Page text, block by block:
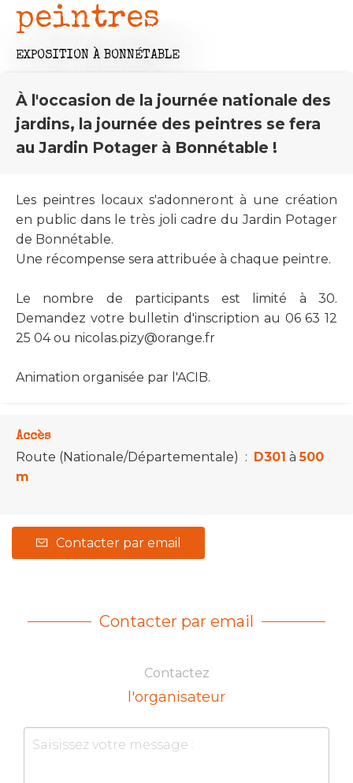
peintres
EXPOSITION À BONNÉTABLE
À l'occasion de la journée nationale des
jardins, la journée des peintres se fera
au Jardin Potager à Bonnétable !
Les peintres locaux s'adonneront à une création
en public dans le très joli cadre du Jardin Potager
de Bonnétable.
Une récompense sera attribuée à chaque peintre.
Le nombre de participants est limité à 30.
Demandez votre bulletin d'inscription au 06 63 12
25 04 ou nicolas.pizy@orange.fr
Animation organisée par l'ACIB.
Accès
Route (Nationale/Départementale) : D301 à500
m
Contacter par email
Contacter par email
Contactez
l'organisateur